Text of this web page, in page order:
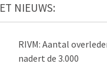
NIEUWS:
RIVM: Aantal
nadert de 3.000